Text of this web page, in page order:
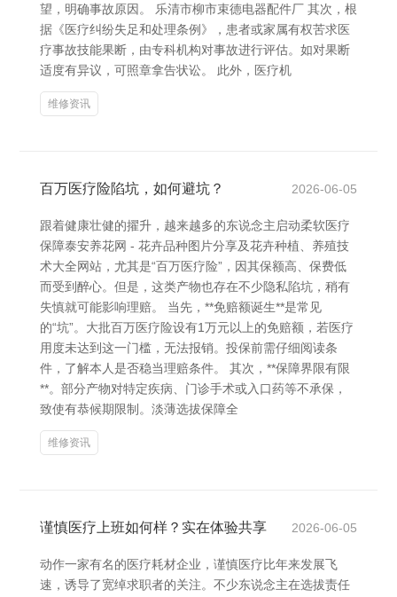
望，明确事故原因。 乐清市柳市束德电器配件厂 其次，根
据《医疗纠纷失足和处理条例》，患者或家属有权苦求医
疗事故技能果断，由专科机构对事故进行评估。如对果断
适度有异议，可照章拿告状讼。 此外，医疗机
维修资讯
百万医疗险陷坑，如何避坑？ 2026-06-05
跟着健康壮健的擢升，越来越多的东说念主启动柔软医疗
保障泰安养花网 - 花卉品种图片分享及花卉种植、养殖技
术大全网站，尤其是“百万医疗险”，因其保额高、保费低
而受到醉心。但是，这类产物也存在不少隐私陷坑，稍有
失慎就可能影响理赔。 当先，**免赔额诞生**是常见
的“坑”。大批百万医疗险设有1万元以上的免赔额，若医疗
用度未达到这一门槛，无法报销。投保前需仔细阅读条
件，了解本人是否稳当理赔条件。 其次，**保障界限有限
**。部分产物对特定疾病、门诊手术或入口药等不承保，
致使有恭候期限制。淡薄选拔保障全
维修资讯
谨慎医疗上班如何样？实在体验共享 2026-06-05
动作一家有名的医疗耗材企业，谨慎医疗比年来发展飞
速，诱导了宽绰求职者的关注。不少东说念主在选拔责任